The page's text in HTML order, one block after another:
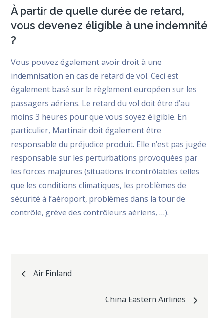
À partir de quelle durée de retard,
vous devenez éligible à une indemnité
?
Vous pouvez également avoir droit à une
indemnisation en cas de retard de vol. Ceci est
également basé sur le règlement européen sur les
passagers aériens. Le retard du vol doit être d’au
moins 3 heures pour que vous soyez éligible. En
particulier, Martinair doit également être
responsable du préjudice produit. Elle n’est pas jugée
responsable sur les perturbations provoquées par
les forces majeures (situations incontrôlables telles
que les conditions climatiques, les problèmes de
sécurité à l’aéroport, problèmes dans la tour de
contrôle, grève des contrôleurs aériens, …).
Air Finland
China Eastern Airlines